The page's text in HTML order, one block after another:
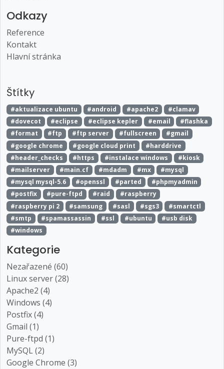
Odkazy
Reference
Kontakt
Hlavní stránka
Štítky
#aktualizace ubuntu #android #apache2
#clamav
#dovecot
#eclipse #eclipse kepler #email
#flashka
#format
#ftp #ftp server #fullscreen
#gmail
#google chrome
#google cloud print
#harddrive
#header_checks
#https #instalace windows
#kiosk
#mailserver
#main.cf #mdadm #mx
#mysql
#mysql mysql-5.6
#openssl #parted
#phpmyadmin
#postfix
#pure-ftpd #raid
#raspberry
#raspberry pi 2
#samsung #sasl #sgs3
#smartctl
#smtp
#spamassassin #ssl #ubuntu
#usb disk
#windows
Kategorie
Nezařazené (60)
Linux server (28)
Apache2 (4)
Windows (4)
Postfix (4)
Gmail (1)
Pure-ftpd (1)
MySQL (2)
Google Chrome (3)